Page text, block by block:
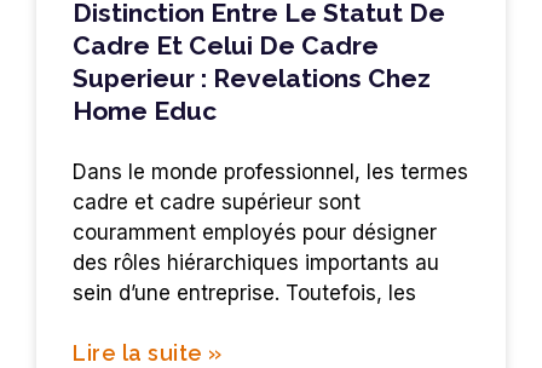
Distinction Entre Le Statut De
Cadre Et Celui De Cadre
Superieur : Revelations Chez
Home Educ
Dans le monde professionnel, les termes
cadre et cadre supérieur sont
couramment employés pour désigner
des rôles hiérarchiques importants au
sein d’une entreprise. Toutefois, les
Lire la suite »